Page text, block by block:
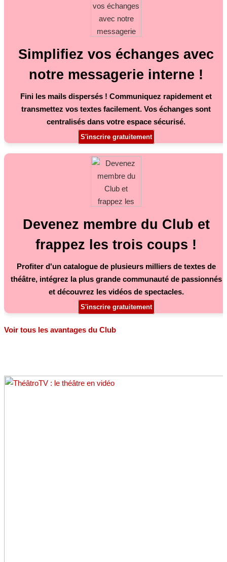
Simplifiez vos échanges avec
notre messagerie interne !
Fini les mails dispersés ! Communiquez rapidement et
transmettez vos textes facilement. Vos échanges sont
centralisés dans votre espace sécurisé.
S'inscrire gratuitement
Devenez membre du Club et
frappez les trois coups !
Profiter d'un catalogue de plusieurs milliers de textes de
théâtre, intégrez la plus grande communauté de passionnés
et découvrez les vidéos de spectacles.
S'inscrire gratuitement
Voir tous les avantages du Club